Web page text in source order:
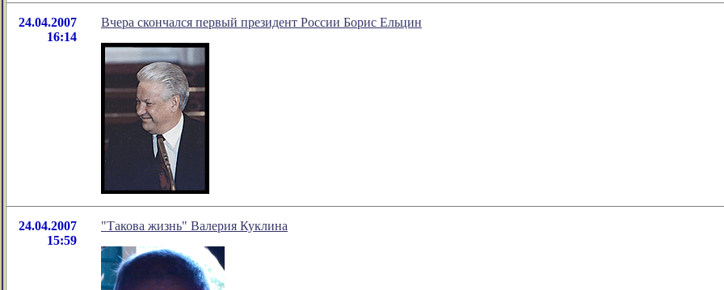
24.04.2007
16:14
Вчера скончался первый президент России Борис Ельцин
24.04.2007
15:59
"Такова жизнь" Валерия Куклина